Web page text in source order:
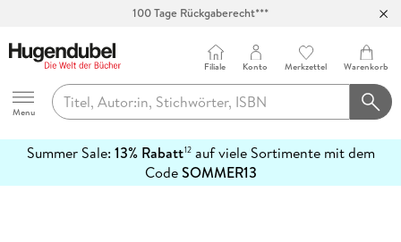
100 Tage Rückgaberecht***
Hugendubel
Menu
Filiale Konto Merkzettel Warenkorb
Summer Sale: 13% Rabatt12auf viele Sortimente mit dem
CodeSOMMER13
erfahren